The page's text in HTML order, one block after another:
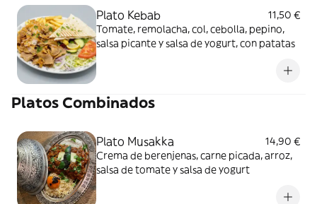
Plato Kebab
11,50 €
Tomate, remolacha, col, cebolla, pepino,
salsa picante y salsa de yogurt, con patatas
Platos Combinados
Plato Musakka
14,90 €
Crema de berenjenas, carne picada, arroz,
salsa de tomate y salsa de yogurt